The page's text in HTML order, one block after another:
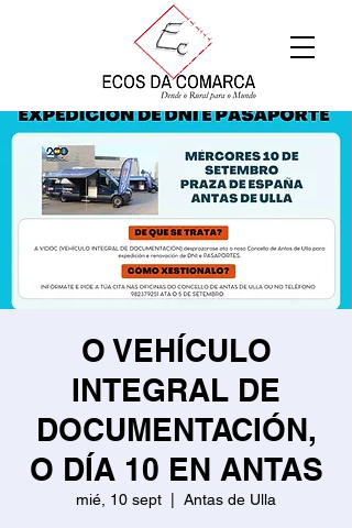
O VEHÍCULO
INTEGRAL DE
DOCUMENTACIÓN,
O DÍA 10 EN ANTAS
mié, 10 sept Antas de Ulla